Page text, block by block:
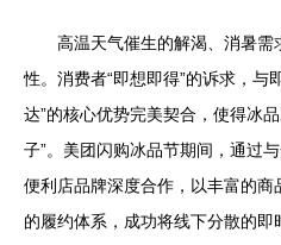
高温天气催生的解渴、消暑
性。消费者“即想即得”的诉求，与
达”的核心优势完美契合，使得冰
子”。美团闪购冰品节期间，通过
便利店品牌深度合作，以丰富的
的履约体系，成功将线下分散的